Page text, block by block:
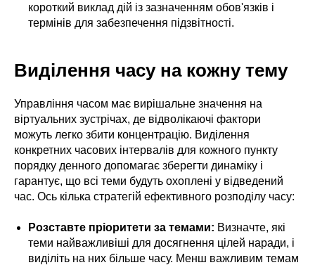
короткий виклад дій із зазначенням обов'язків і
термінів для забезпечення підзвітності.
Виділення часу на кожну тему
Управління часом має вирішальне значення на
віртуальних зустрічах, де відволікаючі фактори
можуть легко збити концентрацію. Виділення
конкретних часових інтервалів для кожного пункту
порядку денного допомагає зберегти динаміку і
гарантує, що всі теми будуть охоплені у відведений
час. Ось кілька стратегій ефективного розподілу часу:
Розставте пріоритети за темами: Визначте, які
теми найважливіші для досягнення цілей наради, і
виділіть на них більше часу. Менш важливим темам